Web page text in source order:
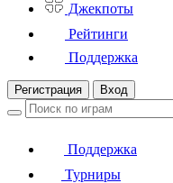
Джекпоты
Рейтинги
Поддержка
Регистрация
Вход
Поддержка
Турниры